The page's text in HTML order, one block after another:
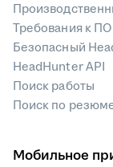
Требования к ПО
Безопасный
HeadHunter API
Поиск работы
Поиск по
Мобильное